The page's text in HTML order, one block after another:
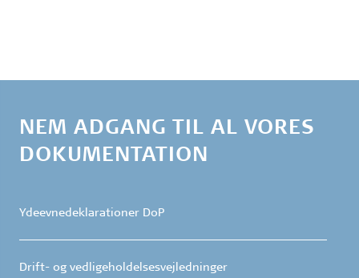
NEM ADGANG TIL AL VORES
DOKUMENTATION
Ydeevnedeklarationer DoP
Drift- og vedligeholdelsesvejledninger